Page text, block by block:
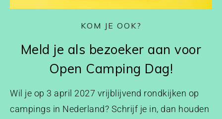
KOM JE OOK?
Meld je als bezoeker aan voor
Open Camping Dag!
Wil je op 3 april 2027 vrijblijvend rondkijken op
campings in Nederland? Schrijf je in, dan houden